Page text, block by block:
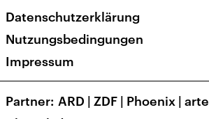
Veranstaltungen
Presse
Karriere
Transparenz
Datenschutzerklärung
Nutzungsbedingungen
Impressum
Partner ARD | ZDF | Phoenix | arte